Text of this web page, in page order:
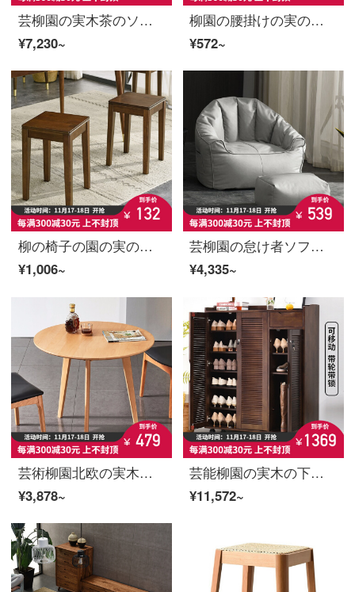
芸柳園の実木茶のソファーの辺のいくつかの簡単な小さい円いテーブルのミニの実の木の客間の茶の何組の組み合わせの鋼化のガラスの角のいくつか
¥7,230~
柳園の腰掛けの実の木の小さい板の腰掛けの客間の茶几の腰掛けは靴の腰掛けを交換します家庭用の小さい低い腰掛けの四角な腰掛けの四角な腰掛け【長方形】--胡桃色
¥572~
柳の椅子の園の実の木の腰掛けの家庭のアイデアの四角な腰掛けの食事の腰掛けの椅子のテーブルの腰掛けの小さな腰掛けの新しい中国式の四角な腰掛け-が太いです。
¥1,006~
芸柳園の怠け者ソファーの畳の寝室のベランダの袋のepp小さいソファーのレジャー椅子の小さい家型のシングルの寝椅子の浅い灰色+足を踏みます
¥4,335~
芸術柳園北欧の実木茶のいくつかの小さな家の形の辺のいくつかの円形のお茶のテーブルと椅子の組み合わせ家庭用テーブルのホテルのテーブルと椅子の組み合わせの小さいテーブルの客間の多機能な簡単な角のいくつかの大きいサイズの原木色【ゴムの木】シングルテーブル
¥3,878~
芸能柳園の実木の下駄箱は家の玄関棚の廊下に鍵をかけて通気階段の外の棚の外の廊下の廊下に高く輪を付けて移動可能な下駄箱の3つの帯の鍵をかけて移動できます。【胡桃色】
¥11,572~